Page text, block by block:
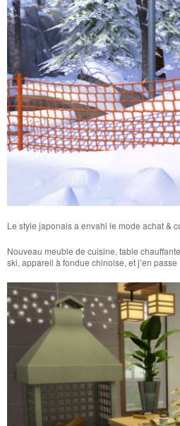
Le style japonais a envahi le mode achat &
Nouveau meuble de cuisine, table
ski, appareil à fondue chinoise, et j’en passe